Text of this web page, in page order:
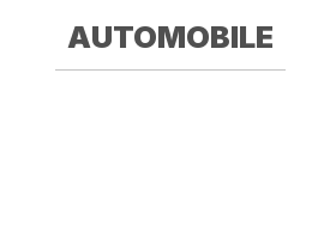
AUTOMOBILE